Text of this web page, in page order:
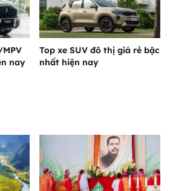
nay
Top xe SUV đô thị giá rẻ bậc
nhất hiện nay